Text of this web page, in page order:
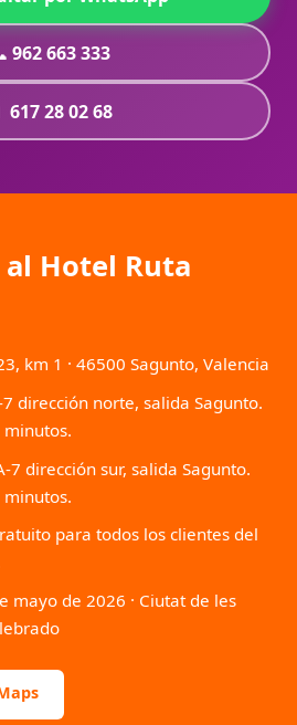
962 663 333
617 28 02 68
Hotel Ruta
km 1 · 46500 Sagunto, Valencia
7 dirección norte, salida Sagunto.
7 dirección sur, salida Sagunto.
para todos los clientes del
mayo de 2026 · Ciutat de les